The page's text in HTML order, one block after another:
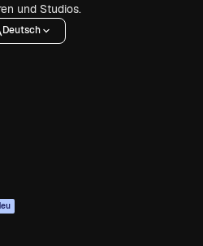
und Studios.
Deutsch